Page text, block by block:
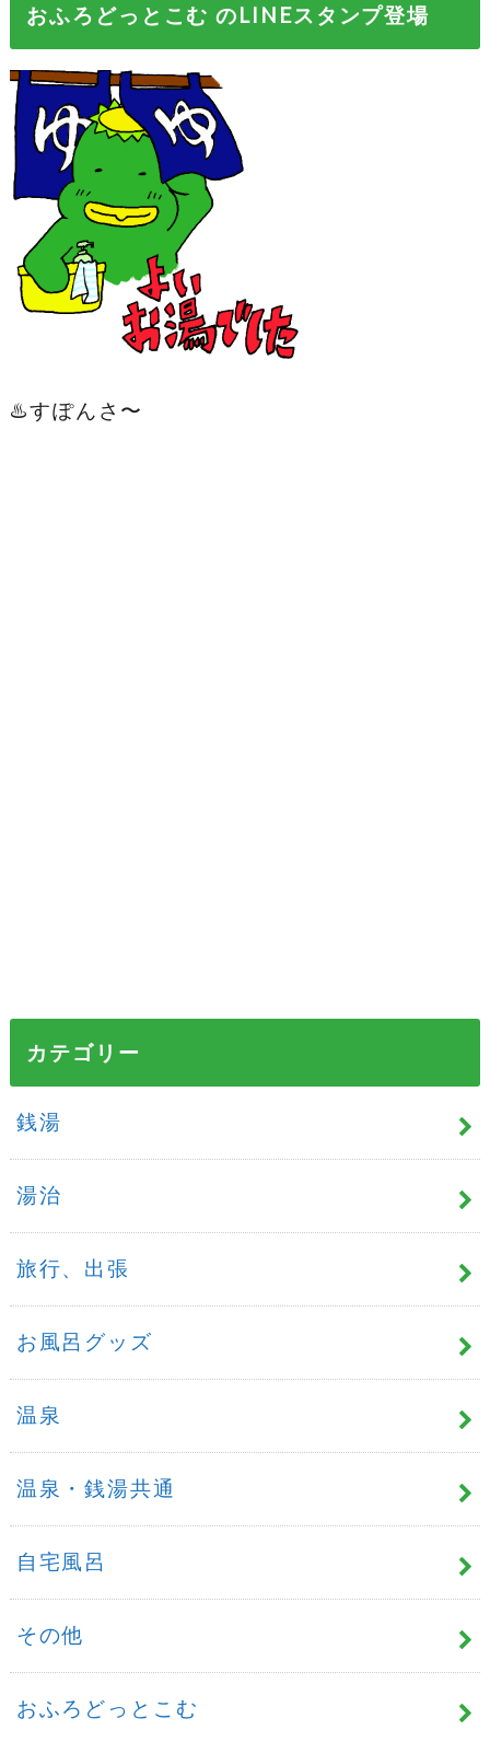
おふろどっとこむ のLINEスタンプ登場
♨️すぽんさ〜
カテゴリー
銭湯
湯治
旅行、出張
お風呂グッズ
温泉
温泉・銭湯共通
自宅風呂
その他
おふろどっとこむ